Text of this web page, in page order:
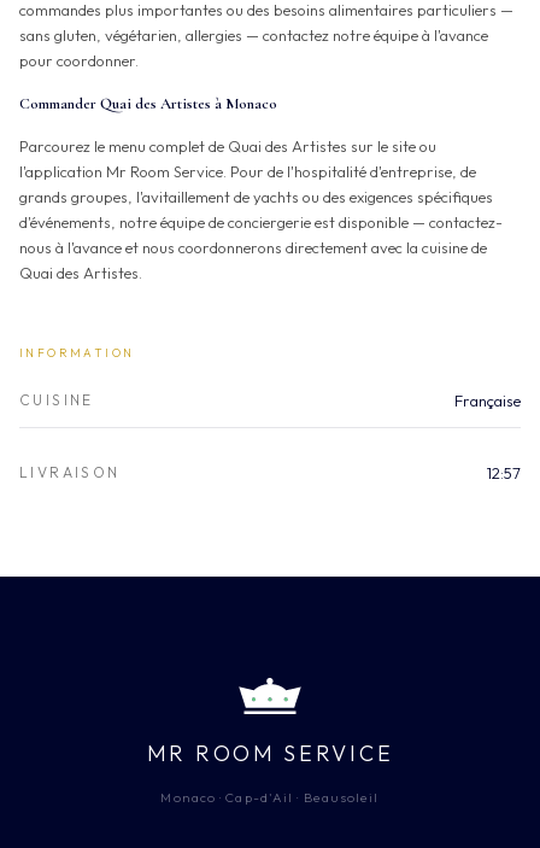
commandes plus importantes ou des besoins alimentaires particuliers —
sans gluten, végétarien, allergies — contactez notre équipe à l'avance
pour coordonner.
Commander Quai des Artistes à Monaco
Parcourez le menu complet de Quai des Artistes sur le site ou
l'application Mr Room Service. Pour de l'hospitalité d'entreprise, de
grands groupes, l'avitaillement de yachts ou des exigences spécifiques
d'événements, notre équipe de conciergerie est disponible — contactez-
nous à l'avance et nous coordonnerons directement avec la cuisine de
Quai des Artistes.
INFORMATION
CUISINE Française
LIVRAISON 12:57
MR ROOM SERVICE
Monaco · Cap-d'Ail · Beausoleil